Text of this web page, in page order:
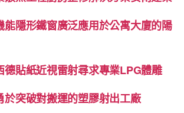
能隱形鐵窗廣泛應用於公寓大廈的陽
德貼紙近視雷射尋求專業LPG體雕
於突破對搬運的塑膠射出工廠